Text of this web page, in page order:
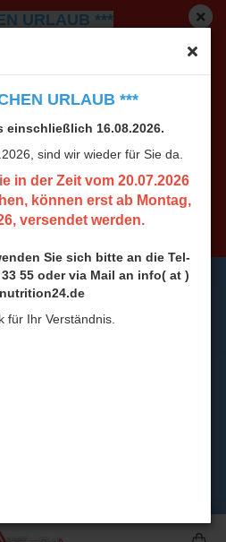
URLAUB ***
einschließlich 16.08.2026.
sind wir wieder für Sie da.
in der Zeit vom 20.07.2026
können erst ab Montag,
versendet werden.
Sie sich bitte an die Tel-
33 55 oder via Mail an info( at )
für Ihr Verständnis.
URLAUB ***
16.08.2026.
Zeit vom 20.07.2026
werden.
Sie sich bitte an die Tel-
oder via Mail an info( at )
Verständnis.